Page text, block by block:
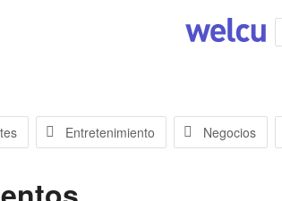
Entretenimiento Negocios